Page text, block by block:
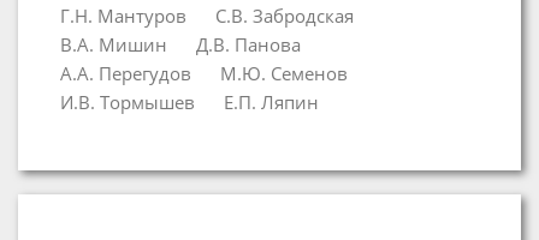
Г.Н. Мантуров
С.В. Забродская
В.А. Мишин
Д.В. Панова
А.А. Перегудов
М.Ю. Семенов
И.В. Тормышев
Е.П. Ляпин